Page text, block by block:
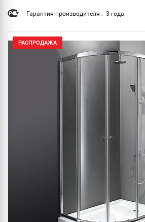
Гарантия производителя : 3 года
РАСПРОДАЖА